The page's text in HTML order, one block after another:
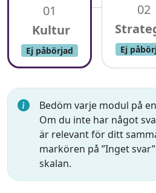
01
Ej påbörjad
02
Ej
Bedöm varje modul på
Om du inte har något
är relevant för ditt
markören på ”Inget
skalan.